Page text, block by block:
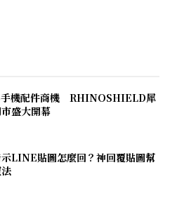
機配件商機 RHINOSHIELD犀
盛大開幕
LINE貼圖怎麼回？神回覆貼圖幫